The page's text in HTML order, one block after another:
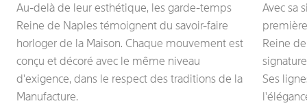
Au-delà de leur esthétique, les garde-temps
Reine de Naples témoignent du savoir-faire
horloger de la Maison. Chaque mouvement est
conçu et décoré avec le même niveau
d'exigence, dans le respect des traditions de la
Manufacture.
Avec sa
Reine
Ses